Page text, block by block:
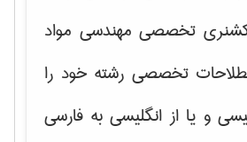
تخصصی مهندسی مواد
تخصصی رشته خود را
و یا از انگلیسی به فارسی